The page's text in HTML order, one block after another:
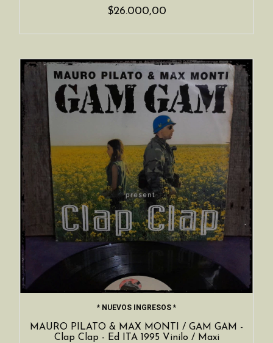
$26.000,00
* NUEVOS INGRESOS *
MAURO PILATO & MAX MONTI / GAM GAM -
Clap Clap - Ed ITA 1995 Vinilo / Maxi